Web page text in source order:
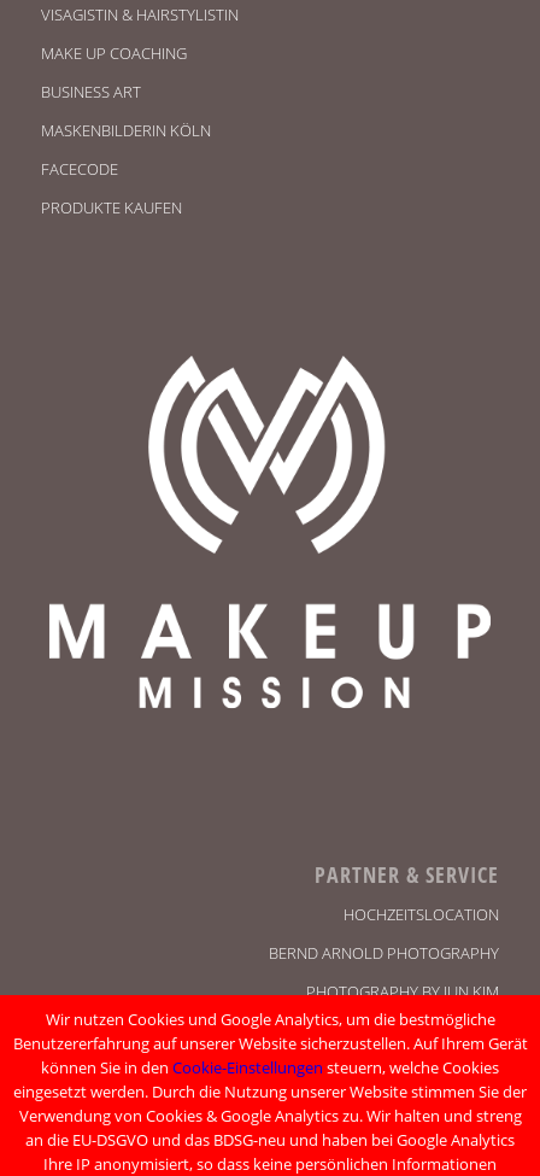
VISAGISTIN & HAIRSTYLISTIN
MAKE UP COACHING
BUSINESS ART
MASKENBILDERIN KÖLN
FACECODE
PRODUKTE KAUFEN
PARTNER & SERVICE
HOCHZEITSLOCATION
BERND ARNOLD PHOTOGRAPHY
PHOTOGRAPHY BY JUN KIM
KONTAKT
IMPRESSUM
DATENSCHUTZ
Wir nutzen Cookies und Google Analytics, um die bestmögliche
Benutzererfahrung auf unserer Website sicherzustellen. Auf Ihrem Gerät
können Sie in den Cookie-Einstellungen steuern, welche Cookies
eingesetzt werden. Durch die Nutzung unserer Website stimmen Sie der
Verwendung von Cookies & Google Analytics zu. Wir halten und streng
an die EU-DSGVO und das BDSG-neu und haben bei Google Analytics
Ihre IP anonymisiert, so dass keine persönlichen Informationen